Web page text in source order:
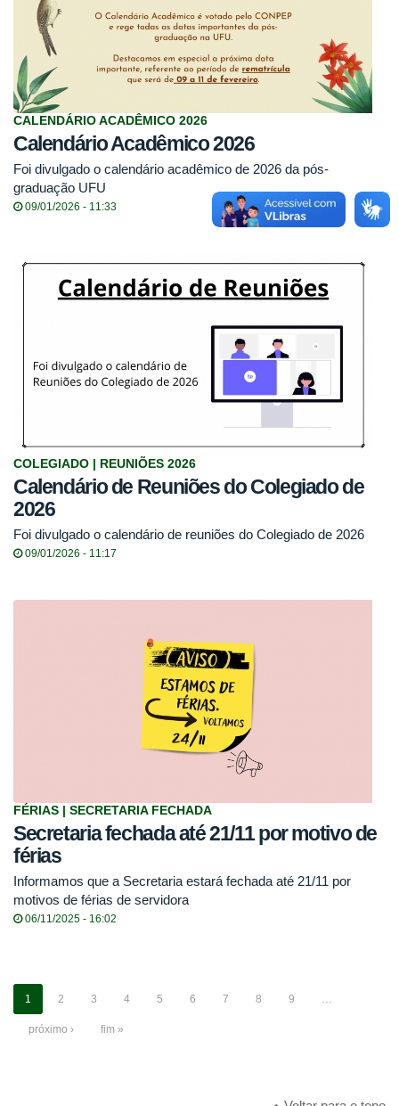
CALENDÁRIO ACADÊMICO 2026
Calendário Acadêmico 2026
Foi divulgado o calendário acadêmico de 2026 da pós-
graduação UFU
09/01/2026 - 11:33
COLEGIADO | REUNIÕES 2026
Calendário de Reuniões do Colegiado de
2026
Foi divulgado o calendário de reuniões do Colegiado de 2026
09/01/2026 - 11:17
FÉRIAS | SECRETARIA FECHADA
Secretaria fechada até 21/11 por motivo de
férias
Informamos que a Secretaria estará fechada até 21/11 por
motivos de férias de servidora
06/11/2025 - 16:02
1 2 3 4 5 6 7 8 9
próximo › fim »